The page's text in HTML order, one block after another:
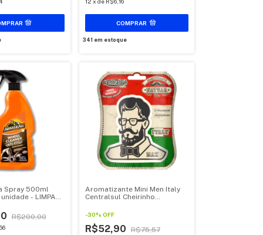
341 em estoque
Spray 500ml
- LIMPA
BRILHO
EM ÁREAS
R$200,00
Aromatizante Mini Men Italy
Centralsul Cheirinho
-30% OFF
R$52,90 R$75,57